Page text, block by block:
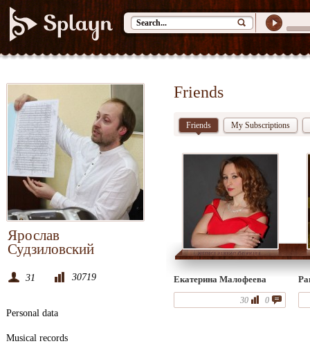
Ярослав
Судзиловский
31 30719
Personal data
Musical records
Friends
Friends My Subscriptions
Екатерина Малофеева
0
30